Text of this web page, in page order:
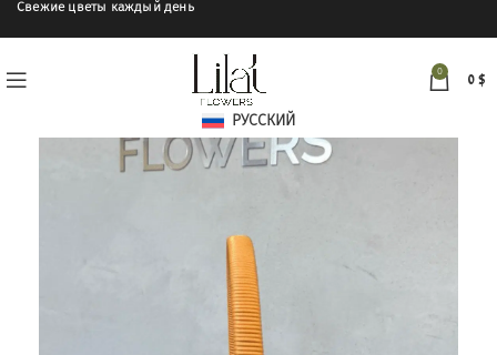
Свежие цветы каждый день
0
0 $
РУССКИЙ